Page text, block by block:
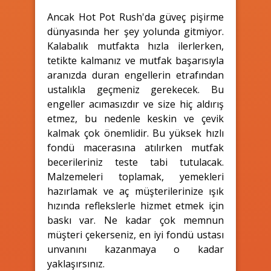
Ancak Hot Pot Rush'da güveç pişirme
dünyasında her şey yolunda gitmiyor.
Kalabalık mutfakta hızla ilerlerken,
tetikte kalmanız ve mutfak başarısıyla
aranızda duran engellerin etrafından
ustalıkla geçmeniz gerekecek. Bu
engeller acımasızdır ve size hiç aldırış
etmez, bu nedenle keskin ve çevik
kalmak çok önemlidir. Bu yüksek hızlı
fondü macerasına atılırken mutfak
becerileriniz teste tabi tutulacak.
Malzemeleri toplamak, yemekleri
hazırlamak ve aç müşterilerinize ışık
hızında reflekslerle hizmet etmek için
baskı var. Ne kadar çok memnun
müşteri çekerseniz, en iyi fondü ustası
unvanını kazanmaya o kadar
yaklaşırsınız.